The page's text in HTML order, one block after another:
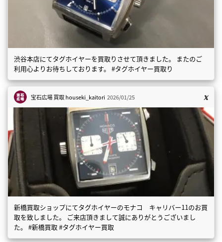
渋谷本店にてタグホイヤーを買取りさせて頂きました。 またのご
利用心よりお待ちしております。 #タグホイヤー買取り
宝石広場 買取houseki_kaitori 2026/01/25
新橋買取ショップにてタグホイヤーのモナコ キャリバー11のお買
取を致しました。 ご来店頂きまして誠にありがとうございまし
た。 #新橋買取 #タグホイヤー買取